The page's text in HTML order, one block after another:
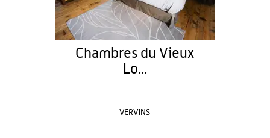
Chambres du Vieux
Lo...
VERVINS